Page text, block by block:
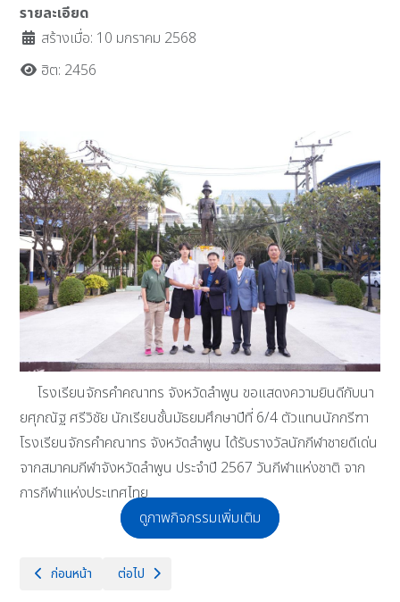
รายละเอียด
สร้างเมื่อ: 10 มกราคม 2568
ฮิต: 2456
โรงเรียนจักรคำคณาทร จังหวัดลำพูน ขอแสดงความยินดีกับนา
ยศุภณัฐ ศรีวิชัย นักเรียนชั้นมัธยมศึกษาปีที่ 6/4 ตัวแทนนักกรีฑา
โรงเรียนจักรคำคณาทร จังหวัดลำพูน ได้รับรางวัลนักกีฬาชายดีเด่น
จากสมาคมกีฬาจังหวัดลำพูน ประจำปี 2567 วันกีฬาแห่งชาติ จาก
การกีฬาแห่งประเทศไทย
ดูภาพกิจกรรมเพิ่มเติม
เนื้อหาก่อนหน้า: โรงเรียนจักรคำคณาทร จังหวัดลำพูน ขอแสดงความยินดี
ก่อนหน้า เนื้อหาถัดไป: วันที่​ 7 มกราคม​ 2568 นักเรียนระดับชั้น​มัธย
ต่อไป